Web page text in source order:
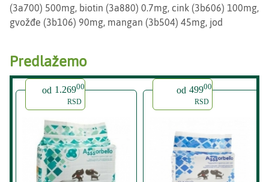
(3a700) 500mg, biotin (3a880) 0.7mg, cink (3b606) 100mg,
gvožđe (3b106) 90mg, mangan (3b504) 45mg, jod
Predlažemo
od 1.26900
RSD
od 49900
RSD